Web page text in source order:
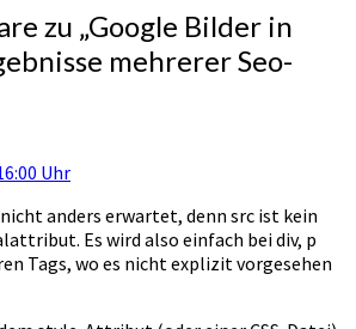
zu „Google Bilder in
mehrerer Seo-
Uhr
anders erwartet, denn src ist kein
Es wird also einfach bei div, p
Tags, wo es nicht explizit vorgesehen